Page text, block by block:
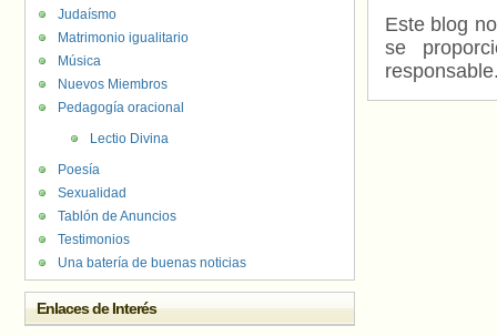
Este blog
se
Judaísmo
Matrimonio igualitario
Música
Nuevos Miembros
Pedagogía oracional
Lectio Divina
Poesía
Sexualidad
Tablón de Anuncios
Testimonios
Una batería de buenas noticias
Enlaces de Interés